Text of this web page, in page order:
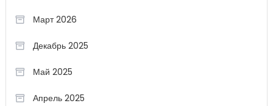
Март 2026
Декабрь 2025
Май 2025
Апрель 2025